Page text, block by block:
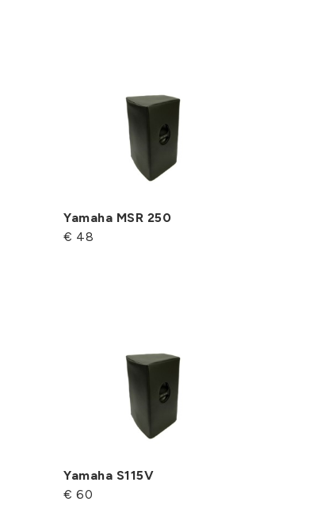
Yamaha MSR 250
€ 48
Yamaha S115V
€ 60